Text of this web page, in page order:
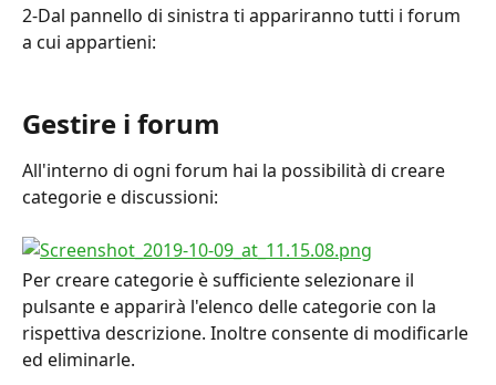
2-Dal pannello di sinistra ti appariranno tutti i forum
a cui appartieni:
Gestire i forum
All'interno di ogni forum hai la possibilità di creare
categorie e discussioni:
Per creare categorie è sufficiente selezionare il
pulsante e apparirà l'elenco delle categorie con la
rispettiva descrizione. Inoltre consente di modificarle
ed eliminarle.